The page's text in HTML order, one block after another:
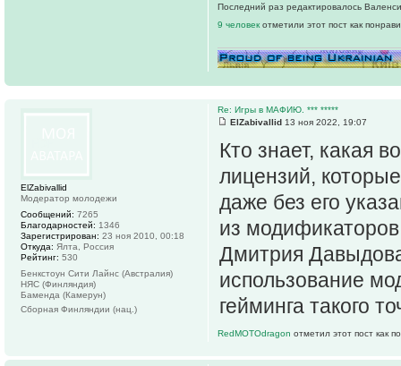
Последний раз редактировалось
9 человек отметили этот пост как
Re: Игры в МАФИЮ. *** *****
ElZabivallid 13 ноя 2022, 19:07
Кто знает, какая
лицензий,
даже без его
из модификаторов
Дмитрия
использование
гейминга такого
RedMOTOdragon отметил этот пост как
ElZabivallid
Модератор молодежи
Сообщений: 7265
Благодарностей: 1346
Зарегистрирован: 23 ноя 2010, 00:18
Откуда: Ялта, Россия
Рейтинг: 530
Бенкстоун Сити Лайнс (Австралия)
НЯС (Финляндия)
Баменда (Камерун)
Сборная Финляндии (нац.)